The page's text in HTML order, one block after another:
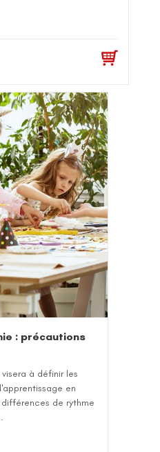
: précautions
à définir les
en
de rythme